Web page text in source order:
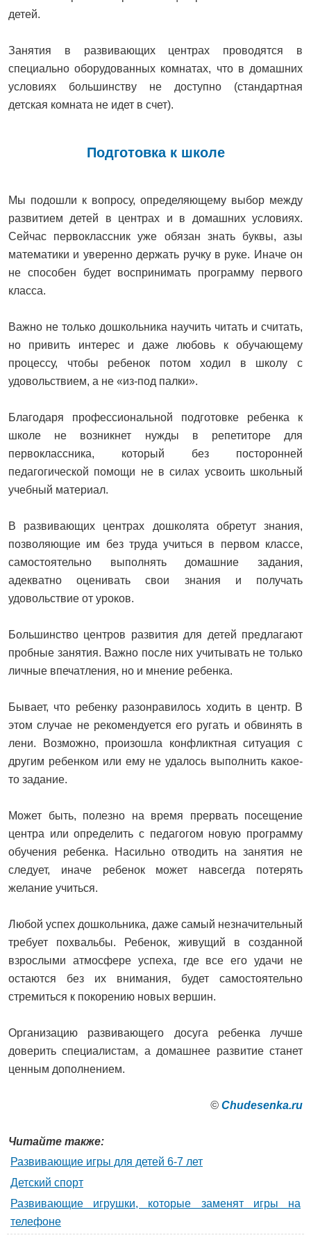
детей.
Занятия в развивающих центрах проводятся в
специально оборудованных комнатах, что в домашних
условиях большинству не доступно (стандартная
детская комната не идет в счет).
Подготовка к школе
Мы подошли к вопросу, определяющему выбор между
развитием детей в центрах и в домашних условиях.
Сейчас первоклассник уже обязан знать буквы, азы
математики и уверенно держать ручку в руке. Иначе он
не способен будет воспринимать программу первого
класса.
Важно не только дошкольника научить читать и считать,
но привить интерес и даже любовь к обучающему
процессу, чтобы ребенок потом ходил в школу с
удовольствием, а не «из-под палки».
Благодаря профессиональной подготовке ребенка к
школе не возникнет нужды в репетиторе для
первоклассника, который без посторонней
педагогической помощи не в силах усвоить школьный
учебный материал.
В развивающих центрах дошколята обретут знания,
позволяющие им без труда учиться в первом классе,
самостоятельно выполнять домашние задания,
адекватно оценивать свои знания и получать
удовольствие от уроков.
Большинство центров развития для детей предлагают
пробные занятия. Важно после них учитывать не только
личные впечатления, но и мнение ребенка.
Бывает, что ребенку разонравилось ходить в центр. В
этом случае не рекомендуется его ругать и обвинять в
лени. Возможно, произошла конфликтная ситуация с
другим ребенком или ему не удалось выполнить какое-
то задание.
Может быть, полезно на время прервать посещение
центра или определить с педагогом новую программу
обучения ребенка. Насильно отводить на занятия не
следует, иначе ребенок может навсегда потерять
желание учиться.
Любой успех дошкольника, даже самый незначительный
требует похвальбы. Ребенок, живущий в созданной
взрослыми атмосфере успеха, где все его удачи не
остаются без их внимания, будет самостоятельно
стремиться к покорению новых вершин.
Организацию развивающего досуга ребенка лучше
доверить специалистам, а домашнее развитие станет
ценным дополнением.
© Сhudesenka.ru
Читайте также:
Развивающие игры для детей 6-7 лет
Детский спорт
Развивающие игрушки, которые заменят игры на
телефоне